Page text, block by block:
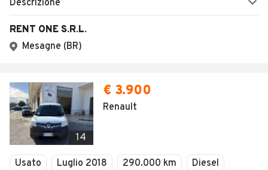
Descrizione
RENT ONE S.R.L.
Mesagne (BR)
14
€ 3.900
Renault
Usato Luglio 2018 290.000 km
Diesel